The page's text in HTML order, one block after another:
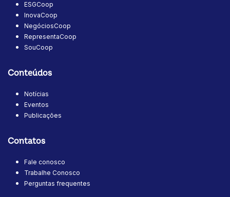
ESGCoop
InovaCoop
NegóciosCoop
RepresentaCoop
SouCoop
Conteúdos
Notícias
Eventos
Publicações
Contatos
Fale conosco
Trabalhe Conosco
Perguntas frequentes